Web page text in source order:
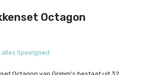
Octagon
alles Speelgoed